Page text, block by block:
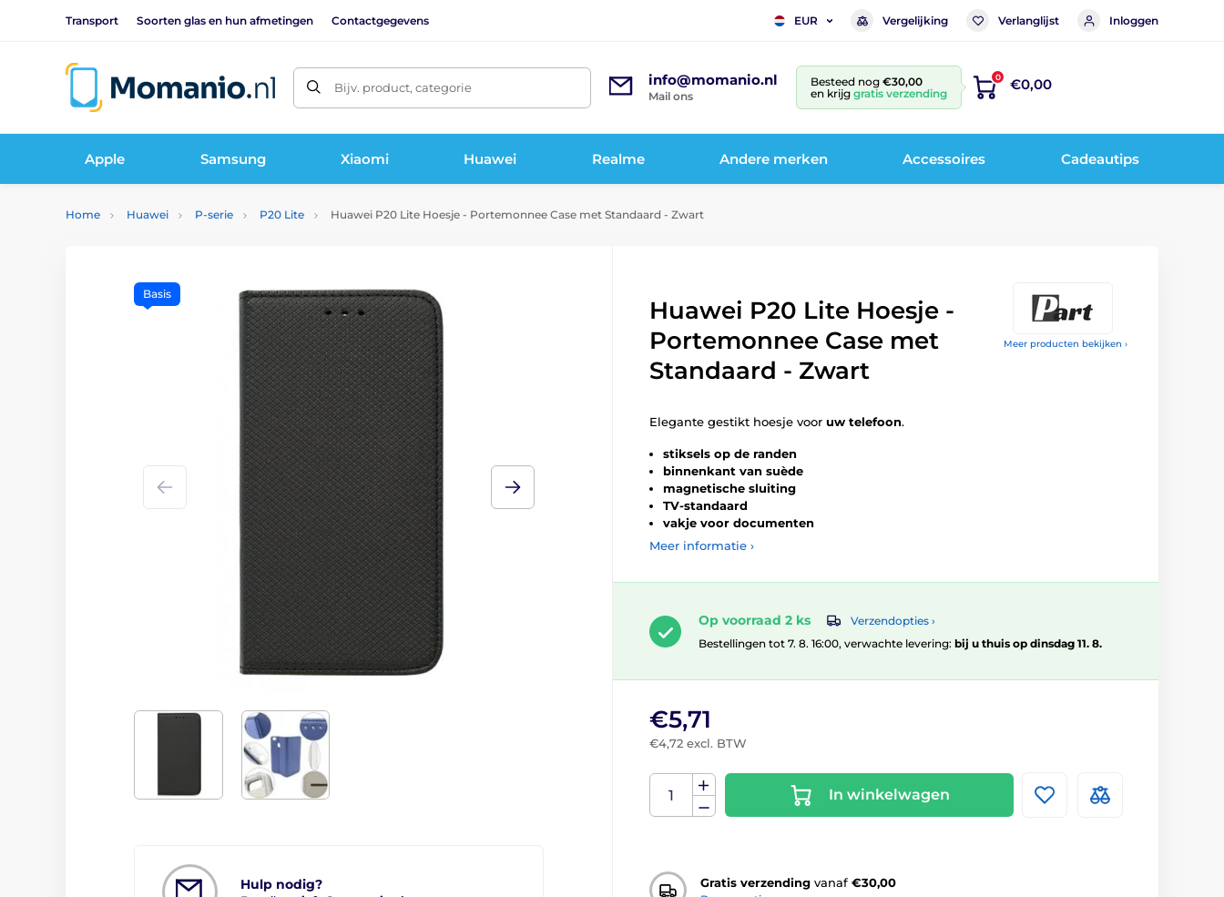
Transport Soorten glas en hun afmetingen Contactgegevens EUR Vergelijking Verlanglijst Inloggen
Bijv. product, categorie info@momanio.nl
Mail ons
Besteed nog €30,00
en krijg gratis verzending
0 €0,00
Apple Samsung Xiaomi Huawei Realme Andere merken Accessoires Cadeautips
Home Huawei P-serie P20 Lite Huawei P20 Lite Hoesje - Portemonnee Case met Standaard - Zwart
Meer producten bekijken ›
Hulp nodig?
Basis
Huawei P20 Lite Hoesje -
Portemonnee Case met
Standaard - Zwart
Elegante gestikt hoesje voor uw telefoon.
stiksels op de randen
binnenkant van suède
magnetische sluiting
TV-standaard
vakje voor documenten
Meer informatie ›
Op voorraad 2 ks
Verzendopties ›
Bestellingen tot 7. 8. 16:00, verwachte levering: bij u thuis op dinsdag 11. 8.
€5,71
€4,72 excl. BTW
In winkelwagen
Gratis verzending vanaf €30,00